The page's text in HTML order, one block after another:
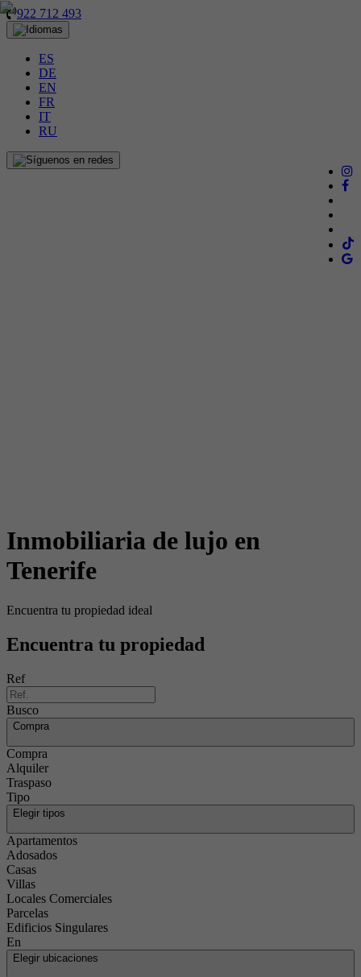
922 712 493
ES
DE
EN
FR
IT
RU
Inmobiliaria de lujo en
Tenerife
Encuentra tu propiedad ideal
Encuentra tu propiedad
Ref
Busco
Compra
Compra
Alquiler
Traspaso
Tipo
Elegir tipos
Apartamentos
Adosados
Casas
Villas
Locales Comerciales
Parcelas
Edificios Singulares
En
Elegir ubicaciones